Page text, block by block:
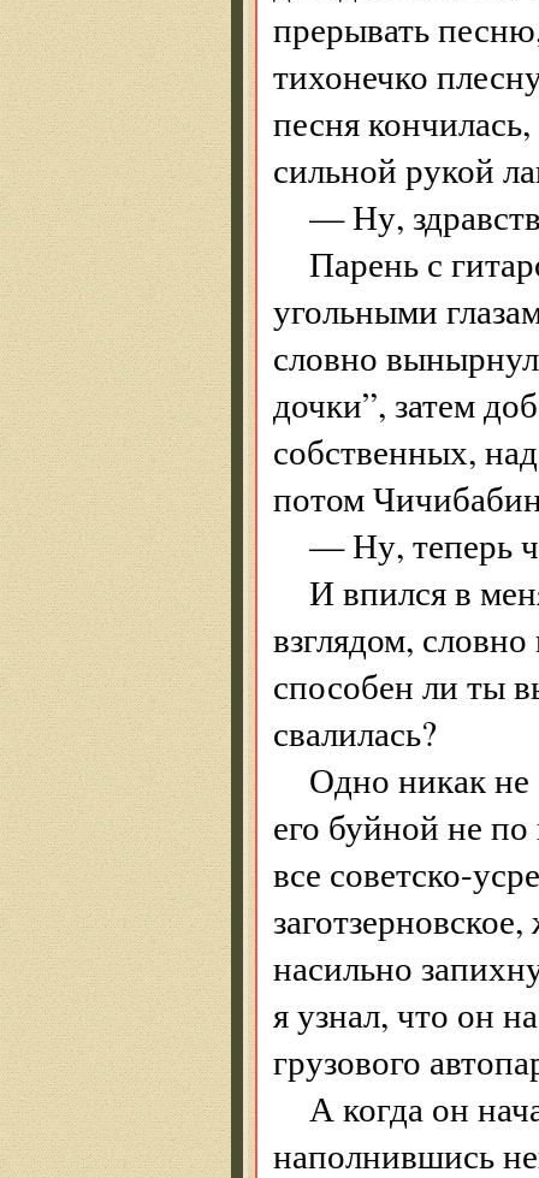
прерывать
тихонечко
песня
сильной рукой
— Ну,
Парень с
угольными
словно
дочки”, затем
собственных,
потом
— Ну, теперь
И впился в
взглядом,
способен ли ты
свалилась?
Одно никак не
его буйной не
все советско-
насильно
я узнал, что он
грузового
А когда он
наполнившись